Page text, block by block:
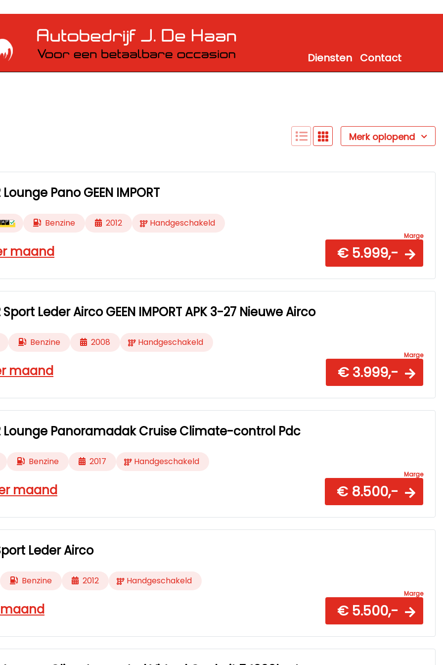
Diensten Contact
Merk oplopend
Pano GEEN IMPORT
Benzine 2012 Handgeschakeld
maand
Marge
€ 5.999,-
Sport Leder Airco GEEN IMPORT APK 3-27 Nieuwe Airco
Benzine 2008 Handgeschakeld
maand
Marge
€ 3.999,-
Lounge Panoramadak Cruise Climate-control Pdc
Benzine 2017 Handgeschakeld
maand
Marge
€ 8.500,-
Leder Airco
Benzine 2012 Handgeschakeld
Marge
€ 5.500,-